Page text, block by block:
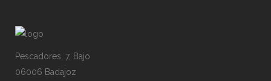
Pescadores, 7, Bajo
06006 Badajoz